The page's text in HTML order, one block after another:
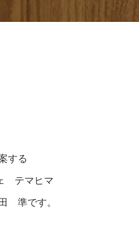
する
テマヒマ
準です。